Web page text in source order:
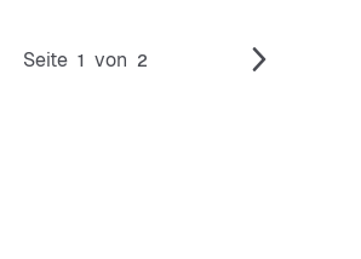
Seite 1 von 2